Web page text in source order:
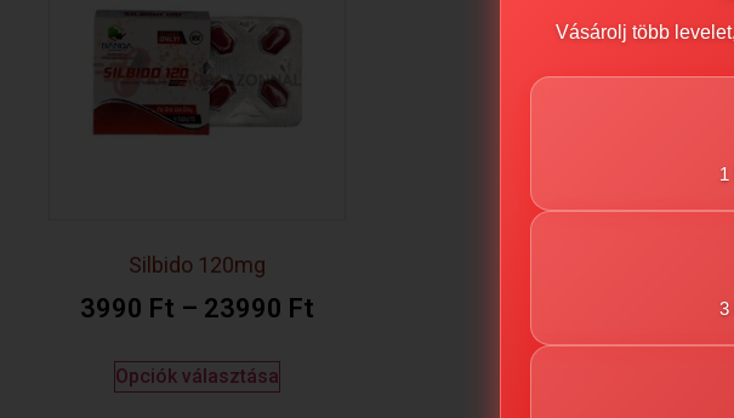
Silbido 120mg
3990 Ft – 23990 Ft
Opciók választása
Vásárolj több
1
3